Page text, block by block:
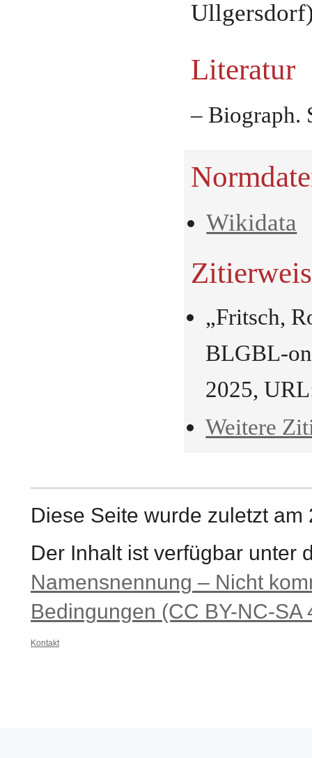
Literatur
– Biograph.
Wikidata
„Fritsch,
BLGBL-
2025,
Weitere
Diese Seite wurde zuletzt
Der Inhalt ist verfügbar unter
Namensnennung – Nicht
Bedingungen (CC BY-NC-SA
Kontakt